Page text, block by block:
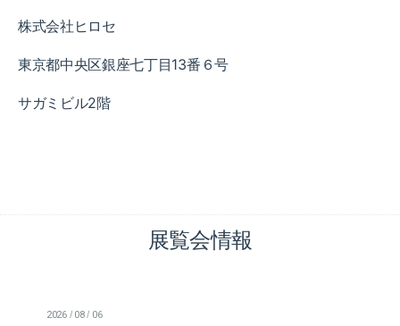
株式会社ヒロセ
東京都中央区銀座七丁目13番６号
サガミビル2階
展覧会情報
2026/ 08/ 06